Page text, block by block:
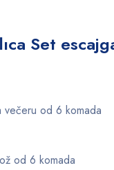
Set
večeru od 6 komada
od 6 komada